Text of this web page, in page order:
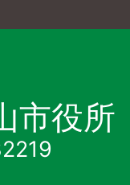
市役所